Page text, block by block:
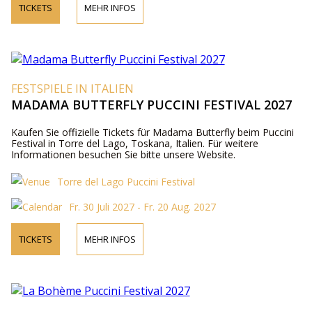
TICKETS MEHR INFOS
FESTSPIELE IN ITALIEN
MADAMA BUTTERFLY PUCCINI FESTIVAL 2027
Kaufen Sie offizielle Tickets für Madama Butterfly beim Puccini
Festival in Torre del Lago, Toskana, Italien. Für weitere
Informationen besuchen Sie bitte unsere Website.
Torre del Lago Puccini Festival
Fr. 30 Juli 2027 - Fr. 20 Aug. 2027
TICKETS MEHR INFOS